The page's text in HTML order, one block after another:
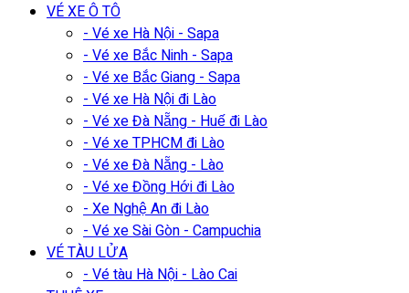
VÉ XE Ô TÔ
- Vé xe Hà Nội - Sapa
- Vé xe Bắc Ninh - Sapa
- Vé xe Bắc Giang - Sapa
- Vé xe Hà Nội đi Lào
- Vé xe Đà Nẵng - Huế đi Lào
- Vé xe TPHCM đi Lào
- Vé xe Đà Nẵng - Lào
- Vé xe Đồng Hới đi Lào
- Xe Nghệ An đi Lào
- Vé xe Sài Gòn - Campuchia
VÉ TÀU LỬA
- Vé tàu Hà Nội - Lào Cai